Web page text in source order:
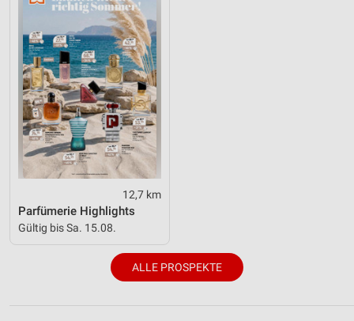
12,7 km
Parfümerie Highlights
Gültig bis Sa. 15.08.
ALLE PROSPEKTE